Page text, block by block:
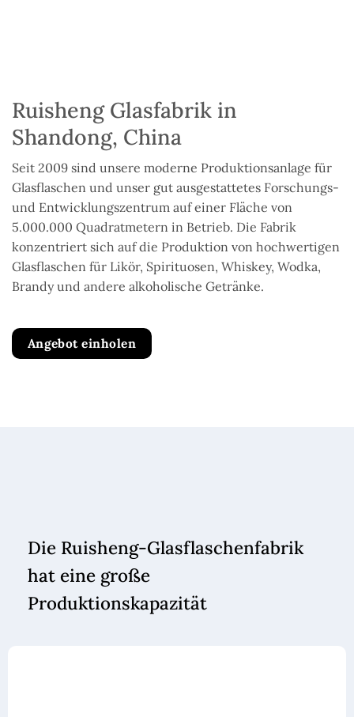
Ruisheng Glasfabrik in
Shandong, China
Seit 2009 sind unsere moderne Produktionsanlage für
Glasflaschen und unser gut ausgestattetes Forschungs-
und Entwicklungszentrum auf einer Fläche von
5.000.000 Quadratmetern in Betrieb. Die Fabrik
konzentriert sich auf die Produktion von hochwertigen
Glasflaschen für Likör, Spirituosen, Whiskey, Wodka,
Brandy und andere alkoholische Getränke.
Angebot einholen
Die Ruisheng-Glasflaschenfabrik
hat eine große
Produktionskapazität